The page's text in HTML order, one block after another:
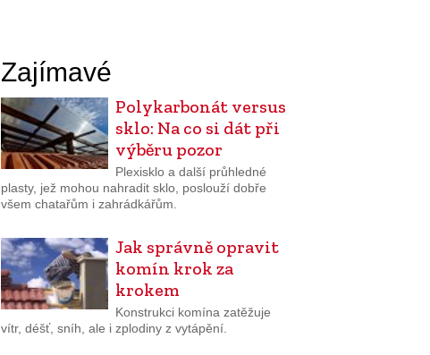
Zajímavé
Polykarbonát versus
sklo: Na co si dát při
výběru pozor
Plexisklo a další průhledné
plasty, jež mohou nahradit sklo, poslouží dobře
všem chatařům i zahrádkářům.
Jak správně opravit
komín krok za
krokem
Konstrukci komína zatěžuje
vítr, déšť, sníh, ale i zplodiny z vytápění.